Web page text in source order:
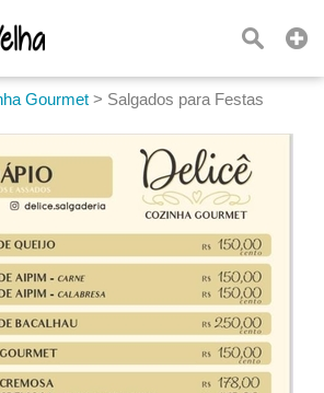
Gourmet > Salgados para Festas